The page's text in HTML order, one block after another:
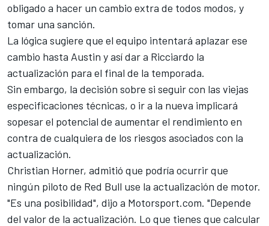
obligado a hacer un cambio extra de todos modos, y
tomar una sanción.
La lógica sugiere que el equipo intentará aplazar ese
cambio hasta Austin y así dar a Ricciardo la
actualización para el final de la temporada.
Sin embargo, la decisión sobre si seguir con las viejas
especificaciones técnicas, o ir a la nueva implicará
sopesar el potencial de aumentar el rendimiento en
contra de cualquiera de los riesgos asociados con la
actualización.
Christian Horner, admitió que podría ocurrir que
ningún piloto de Red Bull use la actualización de motor.
"Es una posibilidad", dijo a Motorsport.com. "Depende
del valor de la actualización. Lo que tienes que calcular